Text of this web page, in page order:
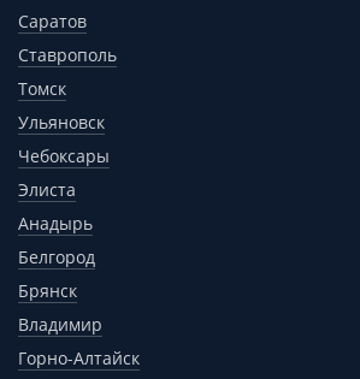
Саратов
Ставрополь
Томск
Ульяновск
Чебоксары
Элиста
Анадырь
Белгород
Брянск
Владимир
Горно-Алтайск